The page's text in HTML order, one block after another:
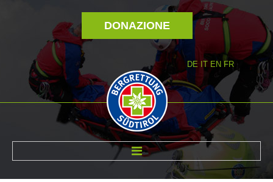
DONAZIONE
DE IT EN FR